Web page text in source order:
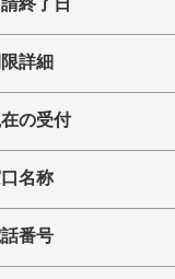
終了日
詳細
の受付
名称
番号